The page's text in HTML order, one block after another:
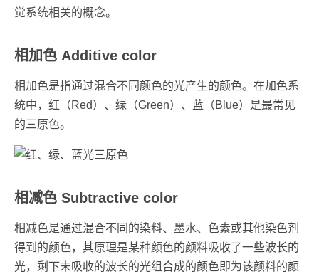
觉系统相关的概念。
相加色 Additive color
相加色是指通过混合不同颜色的光产生的颜色。在加色系
统中，红（Red）、绿（Green）、蓝（Blue）是最常见
的三原色。
相减色 Subtractive color
相减色是通过混合不同的染料、墨水、色素或其他染色剂
得到的颜色，其原理是某种颜色的颜料吸收了一些波长的
光，剩下未吸收的波长的光组合成的颜色即为该颜料的颜